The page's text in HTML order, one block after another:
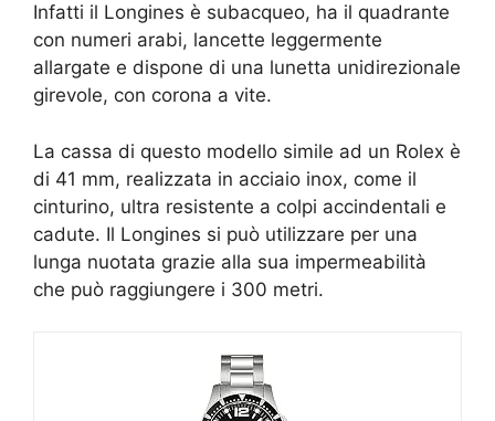
Infatti il Longines è subacqueo, ha il quadrante
con numeri arabi, lancette leggermente
allargate e dispone di una lunetta unidirezionale
girevole, con corona a vite.
La cassa di questo modello simile ad un Rolex è
di 41 mm, realizzata in acciaio inox, come il
cinturino, ultra resistente a colpi accindentali e
cadute. Il Longines si può utilizzare per una
lunga nuotata grazie alla sua impermeabilità
che può raggiungere i 300 metri.